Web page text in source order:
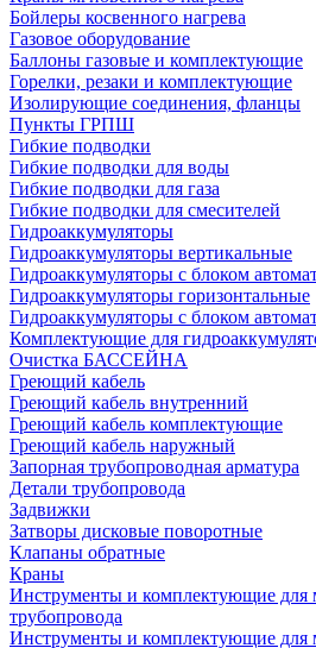
Бойлеры косвенного нагрева
Газовое оборудование
Баллоны газовые и комплектующие
Горелки, резаки и комплектующие
Изолирующие соединения, фланцы
Пункты ГРПШ
Гибкие подводки
Гибкие подводки для воды
Гибкие подводки для газа
Гибкие подводки для смесителей
Гидроаккумуляторы
Гидроаккумуляторы вертикальные
Гидроаккумуляторы с блоком
Гидроаккумуляторы горизонтальные
Гидроаккумуляторы с блоком
Комплектующие для
Очистка БАССЕЙНА
Греющий кабель
Греющий кабель внутренний
Греющий кабель комплектующие
Греющий кабель наружный
Запорная трубопроводная арматура
Детали трубопровода
Задвижки
Затворы дисковые поворотные
Клапаны обратные
Краны
Инструменты и комплектующие
трубопровода
Инструменты и комплектующие